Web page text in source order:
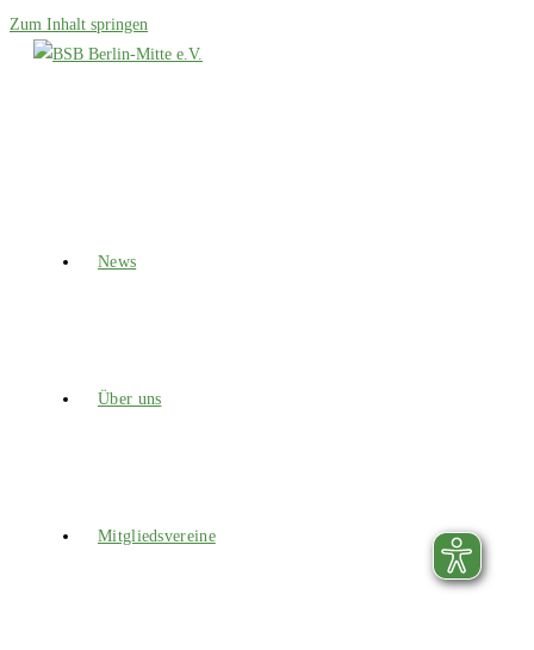
Zum Inhalt springen
News
Über uns
Mitgliedsvereine